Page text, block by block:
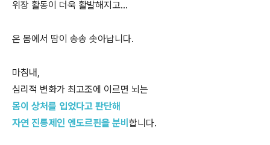
위장 활동이 더욱 활발해지고…
온 몸에서 땀이 송송 솟아납니다.
마침내,
심리적 변화가 최고조에 이르면 뇌는
몸이 상처를 입었다고 판단해
자연 진통제인 엔도르핀을 분비 합니다.